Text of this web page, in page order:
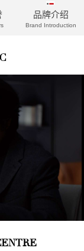
品牌介绍
Brand Introduction